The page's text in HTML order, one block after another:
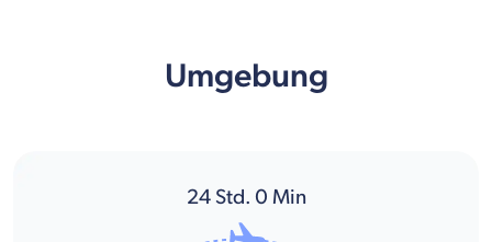
Umgebung
24Std. 0 Min